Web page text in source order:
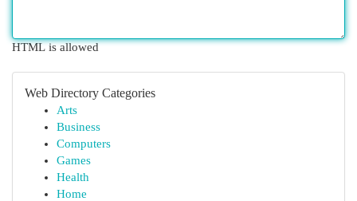
HTML is allowed
Web Directory Categories
Arts
Business
Computers
Games
Health
Home